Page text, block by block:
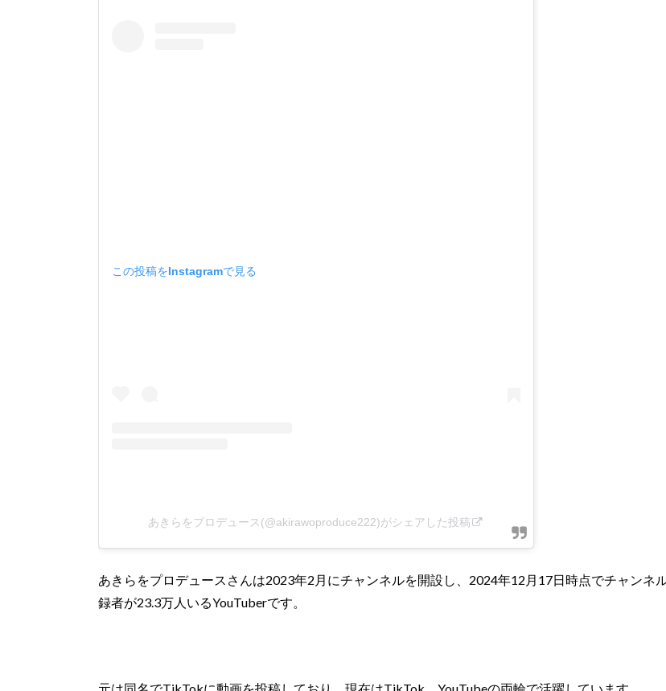
この投稿をInstagramで見る
あきらをプロデュース(@akirawoproduce222)がシェアした投稿
あきらをプロデュースさんは2023年2月にチャンネルを開設し、2024年12月17日時点でチャンネ
録者が23.3万人いるYouTuberです。